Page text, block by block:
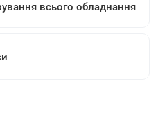
всього обладнання